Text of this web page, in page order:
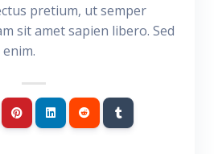
pretium, ut semper
sit amet sapien libero. Sed